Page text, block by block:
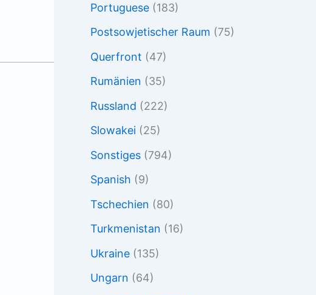
Portuguese (183)
Postsowjetischer Raum (75)
Querfront (47)
Rumänien (35)
Russland (222)
Slowakei (25)
Sonstiges (794)
Spanish (9)
Tschechien (80)
Turkmenistan (16)
Ukraine (135)
Ungarn (64)